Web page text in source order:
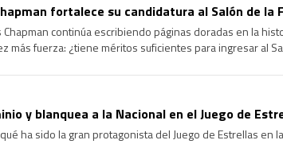
fortalece su candidatura al Salón de la
continúa escribiendo páginas doradas en la
más fuerza: ¿tiene méritos suficientes para ingresar al
y blanquea a la Nacional en el Juego de
ha sido la gran protagonista del Juego de Estrellas en